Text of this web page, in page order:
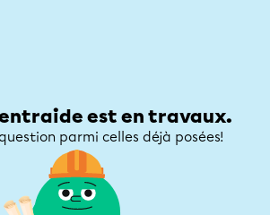
est en travaux.
parmi celles déjà posées!